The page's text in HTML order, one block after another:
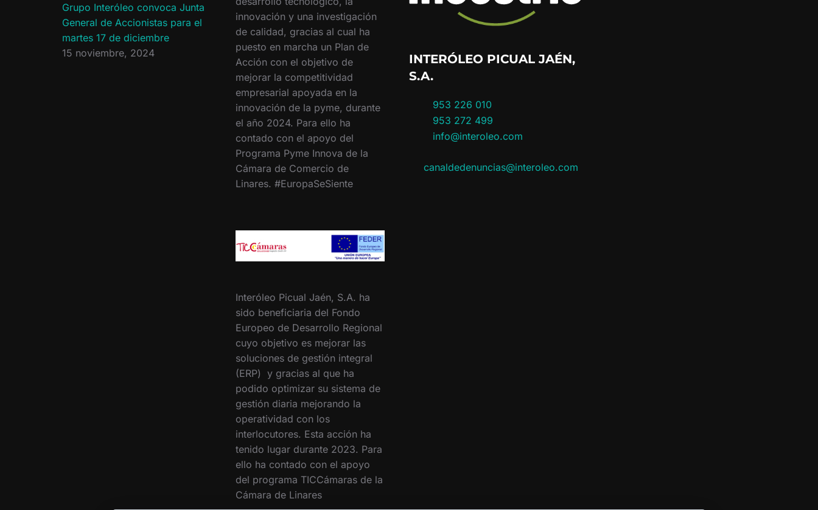
Grupo Interóleo convoca Junta
General de Accionistas para el
martes 17 de diciembre
15 noviembre, 2024
innovación y una investigación
de calidad, gracias al cual ha
puesto en marcha un Plan de
Acción con el objetivo de
mejorar la competitividad
empresarial apoyada en la
innovación de la pyme, durante
el año 2024. Para ello ha
contado con el apoyo del
Programa Pyme Innova de la
Cámara de Comercio de
Linares. #EuropaSeSiente
Interóleo Picual Jaén, S.A. ha
sido beneficiaria del Fondo
Europeo de Desarrollo Regional
cuyo objetivo es mejorar las
soluciones de gestión integral
(ERP) y gracias al que ha
podido optimizar su sistema de
gestión diaria mejorando la
operatividad con los
interlocutores. Esta acción ha
tenido lugar durante 2023. Para
ello ha contado con el apoyo
del programa TICCámaras de la
Cámara de Linares
INTERÓLEO PICUAL JAÉN,
S.A.
953 226 010
953 272 499
info@interoleo.com
canaldedenuncias@interoleo.com